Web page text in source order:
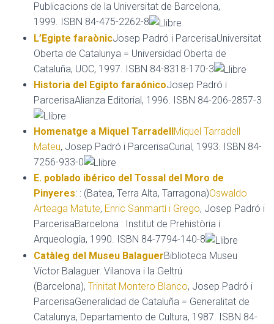
Publicacions de la Universitat de Barcelona,
1999. ISBN 84-475-2262-8
L’Egipte faraònicJosep Padró i ParcerisaUniversitat
Oberta de Catalunya = Universidad Oberta de
Cataluña, UOC, 1997. ISBN 84-8318-170-3
Historia del Egipto faraónicoJosep Padró i
ParcerisaAlianza Editorial, 1996. ISBN 84-206-2857-3
Homenatge a Miquel Tarradell Miquel Tarradell
Mateu, Josep Padró i ParcerisaCurial, 1993. ISBN 84-
7256-933-0
E. poblado ibérico del Tossal del Moro de
Pinyeres: : (Batea, Terra Alta, Tarragona)Oswaldo
Arteaga Matute, Enric Sanmartí i Grego, Josep Padró i
ParcerisaBarcelona : Institut de Prehistòria i
Arqueología, 1990. ISBN 84-7794-140-8
Catàleg del Museu BalaguerBiblioteca Museu
Víctor Balaguer. Vilanova i la Geltrú
(Barcelona), Trinitat Montero Blanco, Josep Padró i
ParcerisaGeneralidad de Cataluña = Generalitat de
Catalunya, Departamento de Cultura, 1987. ISBN 84-